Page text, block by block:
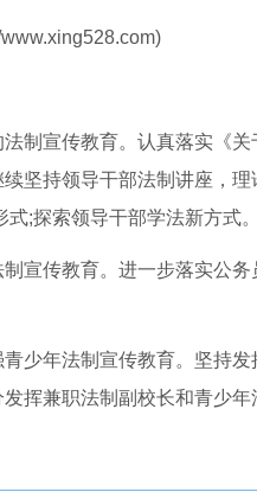
宣传教育。认真落实《关
坚持领导干部法制讲座，
;探索领导干部学法新方式。
传教育。进一步落实公务
年法制宣传教育。坚持发
挥兼职法制副校长和青少年